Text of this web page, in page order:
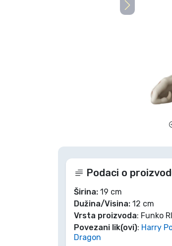
Podaci o
Širina: 19 cm
Dužina/Visina: 12 cm
Vrsta proizvoda: Funko
Povezani lik(ovi): Harry
Dragon
Sportski proizvodi
Glazbeni proizvodi
Vrste proizvoda